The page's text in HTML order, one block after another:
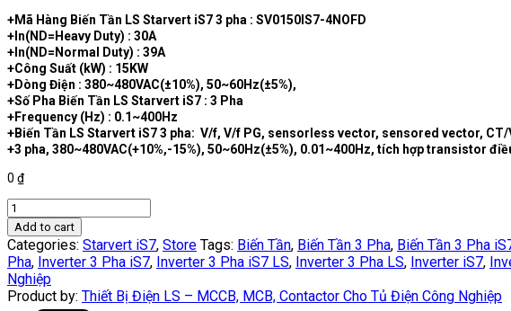
+Mã Hàng Biến Tần LS Starvert iS7 3 pha : SV0150IS7-4NOFD
+In(ND=Heavy Duty) : 30A
+In(ND=Normal Duty) : 39A
+Công Suất (kW) : 15KW
+Dòng Điện : 380~480VAC(±10%), 50~60Hz(±5%),
+Số Pha Biến Tần LS Starvert iS7 : 3 Pha
+Frequency (Hz) : 0.1~400Hz
+Biến Tần LS Starvert iS7 3 pha: V/f, V/f PG, sensorless vector, sensored vector,
+3 pha, 380~480VAC(+10%,-15%), 50~60Hz(±5%), 0.01~400Hz, tích hợp transistor
0 ₫
SV0150IS7-
4NOFD
|
Biến
Tần
LS
Add to cart
Categories: Starvert iS7, Store Tags: Biến Tần, Biến Tần 3 Pha, Biến Tần 3 Pha
Pha, Inverter 3 Pha iS7, Inverter 3 Pha iS7 LS, Inverter 3 Pha LS, Inverter iS7,
Nghiệp
Product by: Thiết Bị Điện LS – MCCB, MCB, Contactor Cho Tủ Điện Công Nghiệp